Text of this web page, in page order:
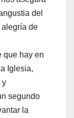
del
de
que hay en
Iglesia,
y
segundo
la